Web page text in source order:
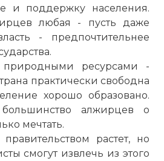
и поддержку населения.
любая - пусть даже
- предпочтительнее
ресурсами -
практически свободна
хорошо образовано.
алжирцев о
мечтать.
растет, но
смогут извлечь из этого